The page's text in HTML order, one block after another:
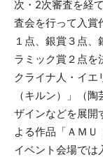
次・2次審査を経
査会を行って入賞
１点、銀賞３点
ラミック賞２点を
クライナ人・イエ
（キルン）」（
ザインなどを展開
よる作品「ＡＭ
イベント会場で